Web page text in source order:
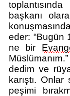
başkanı
eder: “Bugün
ne bir
Müslümanım.”
dedim ve
karıştı.
peşimi